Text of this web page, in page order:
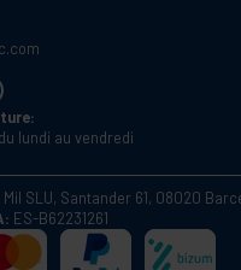
lundi au vendredi
SLU, Santander 61, 08020
ES-B62231261